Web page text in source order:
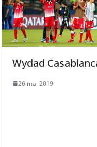
Wydad
26 mai 2019